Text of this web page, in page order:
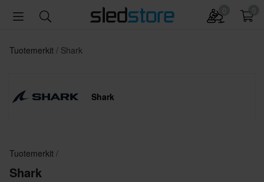
Tuotemerkit Shark
Shark
Tuotemerkit
Shark